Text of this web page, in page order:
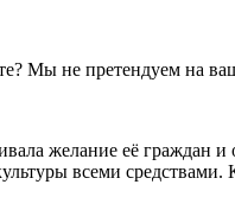
Мы не претендуем на
желание её граждан
всеми